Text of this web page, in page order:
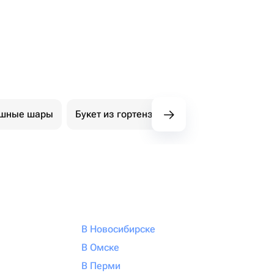
шары Букет из гортензий
В Новосибирске
В Омске
В Перми